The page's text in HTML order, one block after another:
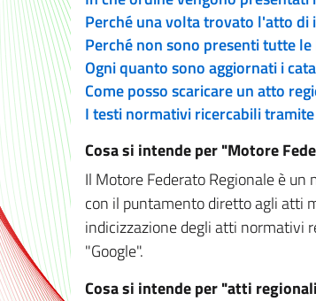
Perché una volta trovato l'atto di
Perché non sono presenti tutte
Ogni quanto sono aggiornati i
Come posso scaricare un atto
I testi normativi ricercabili
Cosa si intende per "Motore
Il Motore Federato Regionale è
con il puntamento diretto agli atti
indicizzazione degli atti normativi
"Google".
Cosa si intende per "atti